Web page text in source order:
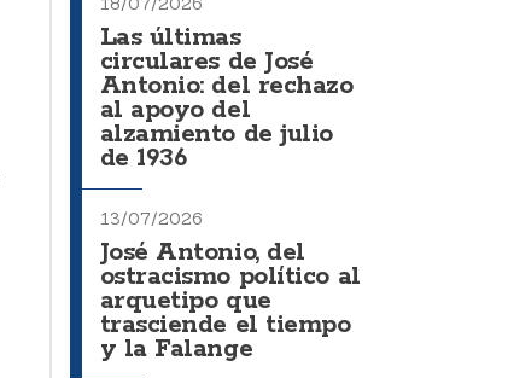
Las últimas
circulares de José
Antonio: del rechazo
al apoyo del
alzamiento de julio
de 1936
13/07/2026
José Antonio, del
ostracismo político al
arquetipo que
trasciende el tiempo
y la Falange